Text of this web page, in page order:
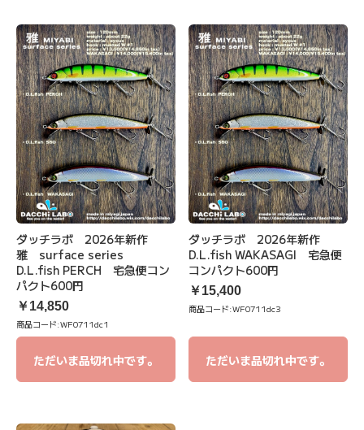
ダッチラボ 2026年新作
雅 surface series
D.L.fish PERCH 宅急便コン
パクト600円
￥14,850
商品コード:WF0711dc1
ただいま品切れ中です。
ダッチラボ 2026年新作
D.L.fish WAKASAGI 宅急便
コンパクト600円
￥15,400
商品コード:WF0711dc3
ただいま品切れ中です。